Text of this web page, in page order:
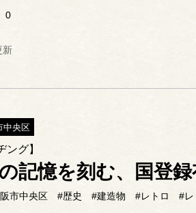
0
新
中央区
ング】
記憶を刻む、国登
市中央区 #歴史 #建造物 #レトロ #レ